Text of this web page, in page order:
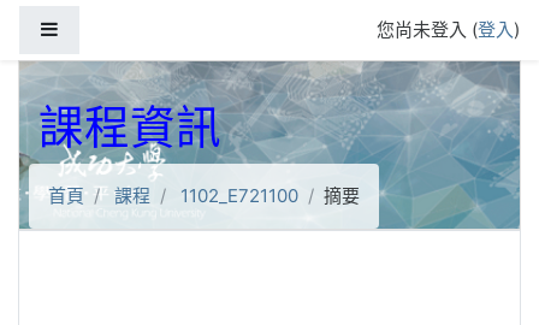
您尚未登入 (登入)
課程資訊
首頁 課程 1102_E721100 摘要